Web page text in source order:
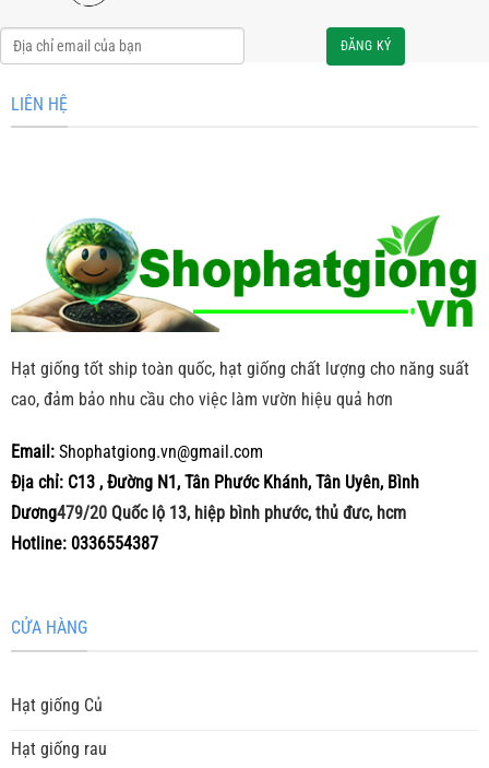
LIÊN HỆ
Hạt giống tốt ship toàn quốc, hạt giống chất lượng cho năng suất
cao, đảm bảo nhu cầu cho việc làm vườn hiệu quả hơn
Email: Shophatgiong.vn@gmail.com
Địa chỉ: C13 , Đường N1, Tân Phước Khánh, Tân Uyên, Bình
Dương479/20 Quốc lộ 13, hiệp bình phước, thủ đưc, hcm
Hotline: 0336554387
CỬA HÀNG
Hạt giống Củ
Hạt giống rau